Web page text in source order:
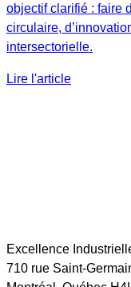
objectif clarifié : faire
circulaire,
intersectorielle.
Lire l'article
Excellence
710 rue Saint-